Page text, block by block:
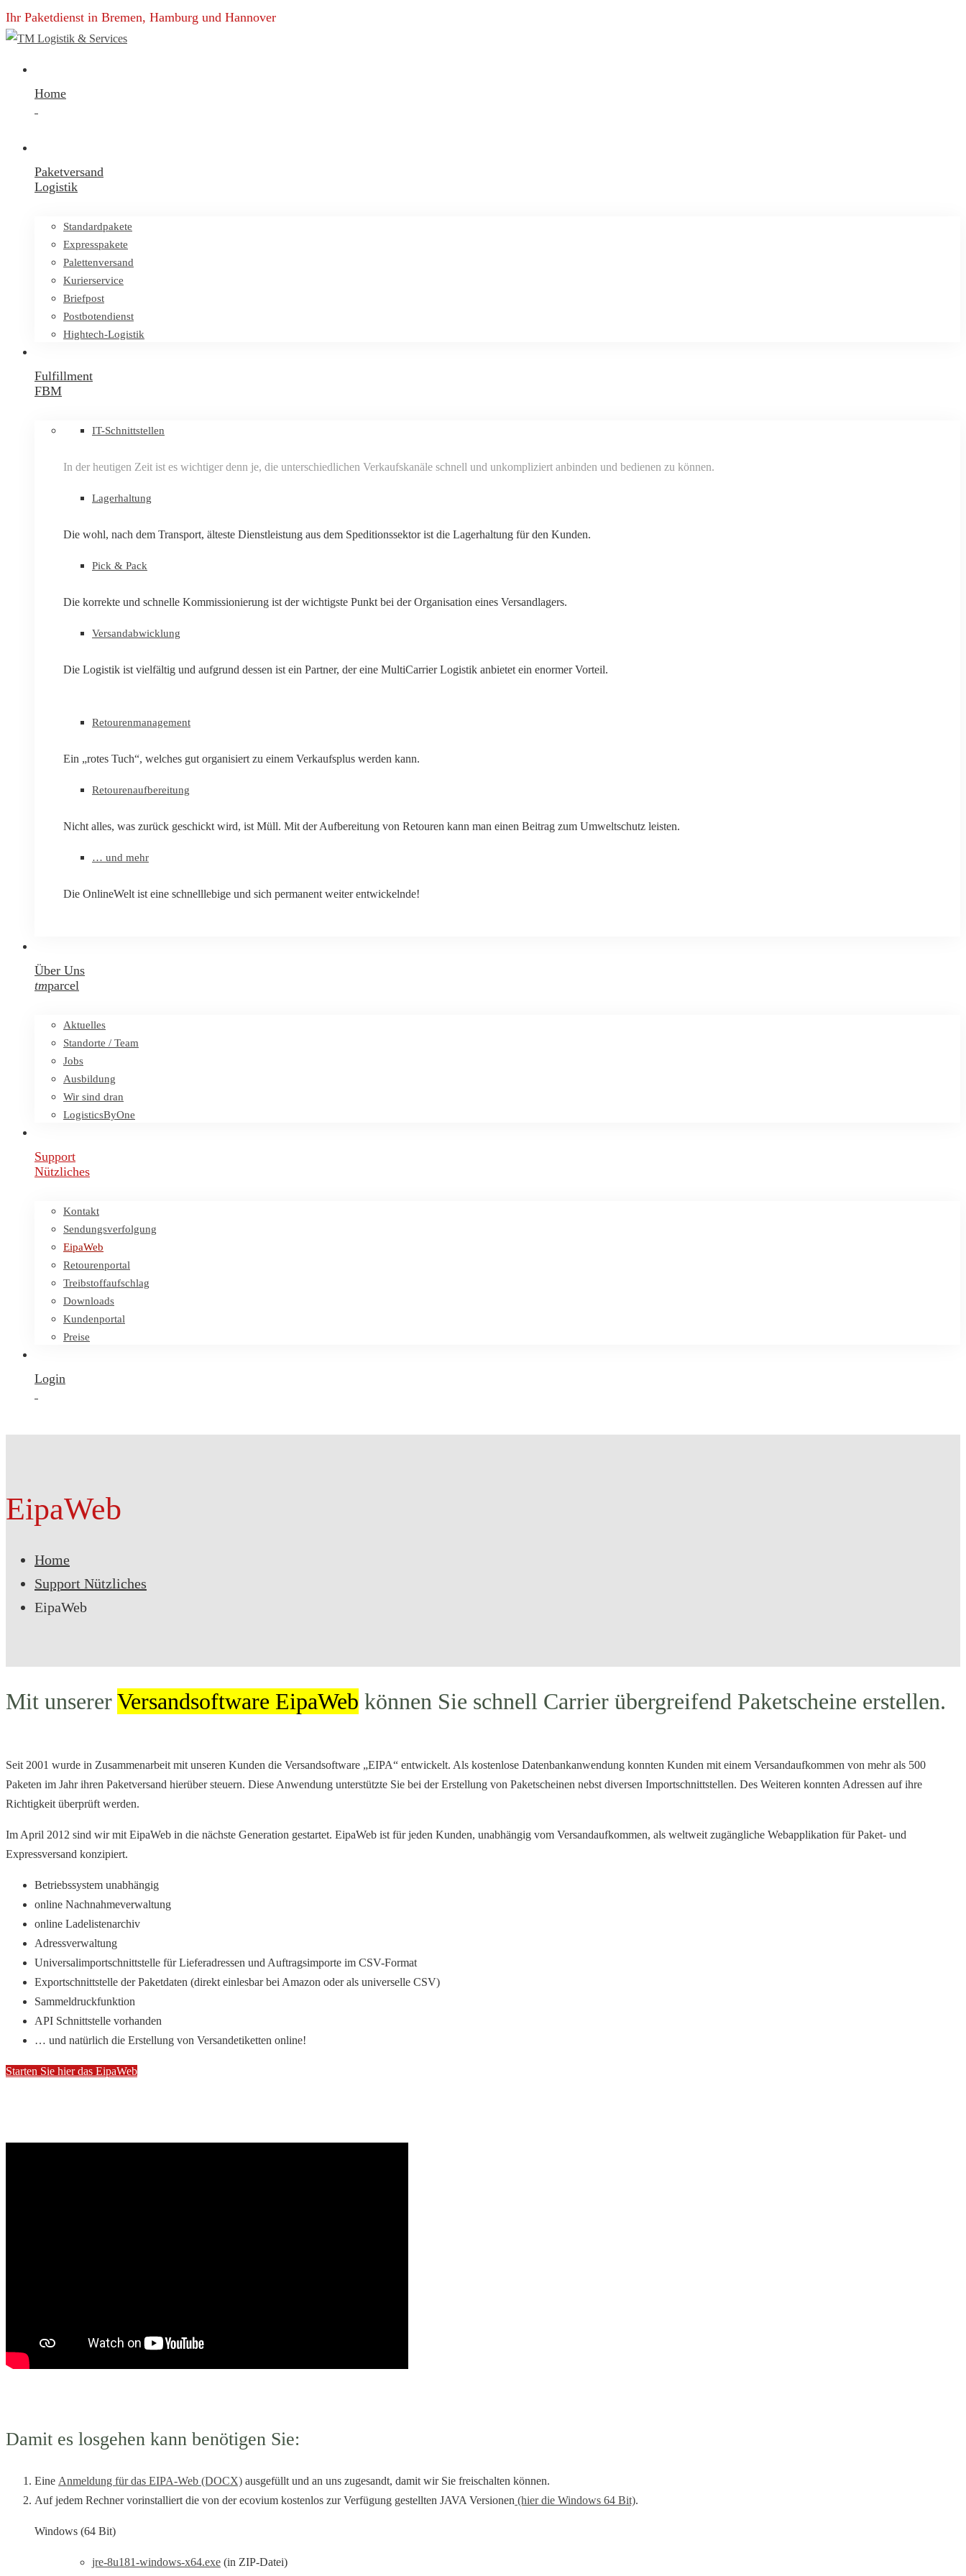
Ihr Paketdienst in Bremen, Hamburg und Hannover
Home
Paketversand
Logistik
Standardpakete
Expresspakete
Palettenversand
Kurierservice
Briefpost
Postbotendienst
Hightech-Logistik
Fulfillment
FBM
IT-Schnittstellen
In der heutigen Zeit ist es wichtiger denn je, die unterschiedlichen Verkaufskanäle schnell und unkompliziert anbinden und bedienen zu können.
Lagerhaltung
Die wohl, nach dem Transport, älteste Dienstleistung aus dem Speditionssektor ist die Lagerhaltung für den Kunden.
Pick & Pack
Die korrekte und schnelle Kommissionierung ist der wichtigste Punkt bei der Organisation eines Versandlagers.
Versandabwicklung
Die Logistik ist vielfältig und aufgrund dessen ist ein Partner, der eine MultiCarrier Logistik anbietet ein enormer Vorteil.
Retourenmanagement
Ein „rotes Tuch“, welches gut organisiert zu einem Verkaufsplus werden kann.
Retourenaufbereitung
Nicht alles, was zurück geschickt wird, ist Müll. Mit der Aufbereitung von Retouren kann man einen Beitrag zum Umweltschutz leisten.
… und mehr
Die OnlineWelt ist eine schnelllebige und sich permanent weiter entwickelnde!
Über Uns
tmparcel
Aktuelles
Standorte / Team
Jobs
Ausbildung
Wir sind dran
LogisticsByOne
Support
Nützliches
Kontakt
Sendungsverfolgung
EipaWeb
Retourenportal
Treibstoffaufschlag
Downloads
Kundenportal
Preise
Login
EipaWeb
Home
Support Nützliches
EipaWeb
EipaWeb
Mit unsererVersandsoftware EipaWeb können Sie schnell Carrier übergreifend Paketscheine erstellen.
Seit 2001 wurde in Zusammenarbeit mit unseren Kunden die Versandsoftware „EIPA“ entwickelt. Als kostenlose Datenbankanwendung konnten Kunden mit einem Versandaufkommen von mehr als 500
Paketen im Jahr ihren Paketversand hierüber steuern. Diese Anwendung unterstützte Sie bei der Erstellung von Paketscheinen nebst diversen Importschnittstellen. Des Weiteren konnten Adressen auf ihre
Richtigkeit überprüft werden.
Im April 2012 sind wir mit EipaWeb in die nächste Generation gestartet. EipaWeb ist für jeden Kunden, unabhängig vom Versandaufkommen, als weltweit zugängliche Webapplikation für Paket- und
Expressversand konzipiert.
Betriebssystem unabhängig
online Nachnahmeverwaltung
online Ladelistenarchiv
Adressverwaltung
Universalimportschnittstelle für Lieferadressen und Auftragsimporte im CSV-Format
Exportschnittstelle der Paketdaten (direkt einlesbar bei Amazon oder als universelle CSV)
Sammeldruckfunktion
API Schnittstelle vorhanden
… und natürlich die Erstellung von Versandetiketten online!
Starten Sie hier das EipaWeb
Damit es losgehen kann benötigen Sie:
Eine Anmeldung für das EIPA-Web (DOCX) ausgefüllt und an uns zugesandt, damit wir Sie freischalten können.
Auf jedem Rechner vorinstalliert die von der ecovium kostenlos zur Verfügung gestellten JAVA Versionen (hier die Windows 64 Bit).
Windows (64 Bit)
jre-8u181-windows-x64.exe (in ZIP-Datei)